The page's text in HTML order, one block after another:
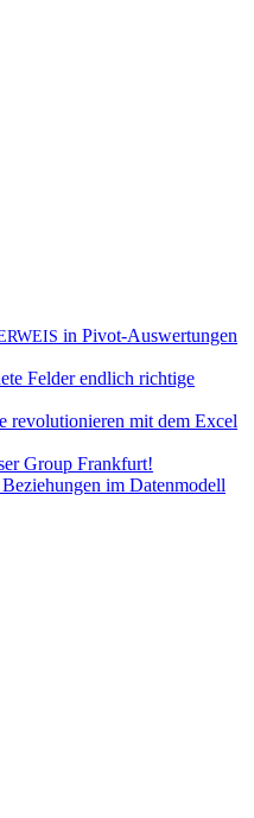
in Pivot-Auswertungen
Felder endlich richtige
revolutionieren mit dem Excel
Group Frankfurt!
im Datenmodell